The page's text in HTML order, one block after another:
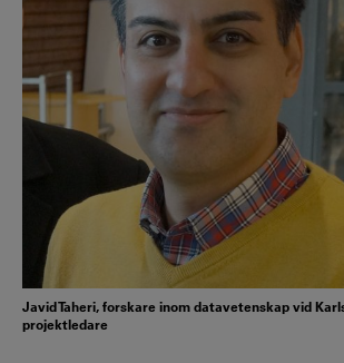
Javid Taheri, forskare inom datavetenskap vid
projektledare